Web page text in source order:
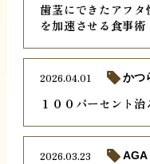
歯茎にできたアフ
を加速させる食事術
１００パーセント
2026.04.01 かつ
2026.03.23 AGA